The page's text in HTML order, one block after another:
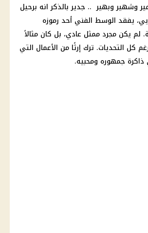
وشهير وبهير .. جدير بالذكر انه برحيل
يفقد الوسط الفني أحد رموزه
لم يكن مجرد ممثل عادي، بل كان مثالاً
كل التحديات. ترك إرثًا من الأعمال التي
جمهوره ومحبيه.